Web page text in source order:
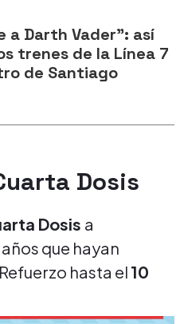
a Darth Vader": así
trenes de la Línea 7
de Santiago
Dosis
Dosis a
que hayan
hasta el 10